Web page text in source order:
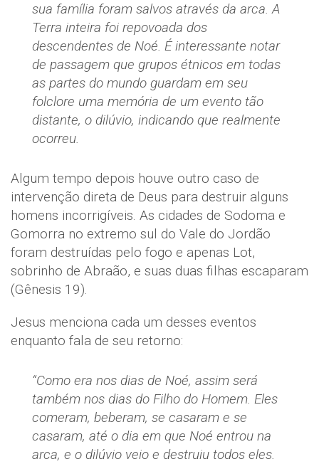
sua família foram salvos através da arca. A
Terra inteira foi repovoada dos
descendentes de Noé. É interessante notar
de passagem que grupos étnicos em todas
as partes do mundo guardam em seu
folclore uma memória de um evento tão
distante, o dilúvio, indicando que realmente
ocorreu.
Algum tempo depois houve outro caso de
intervenção direta de Deus para destruir alguns
homens incorrigíveis. As cidades de Sodoma e
Gomorra no extremo sul do Vale do Jordão
foram destruídas pelo fogo e apenas Lot,
sobrinho de Abraão, e suas duas filhas escaparam
(Gênesis 19).
Jesus menciona cada um desses eventos
enquanto fala de seu retorno:
“Como era nos dias de Noé, assim será
também nos dias do Filho do Homem. Eles
comeram, beberam, se casaram e se
casaram, até o dia em que Noé entrou na
arca, e o dilúvio veio e destruiu todos eles.